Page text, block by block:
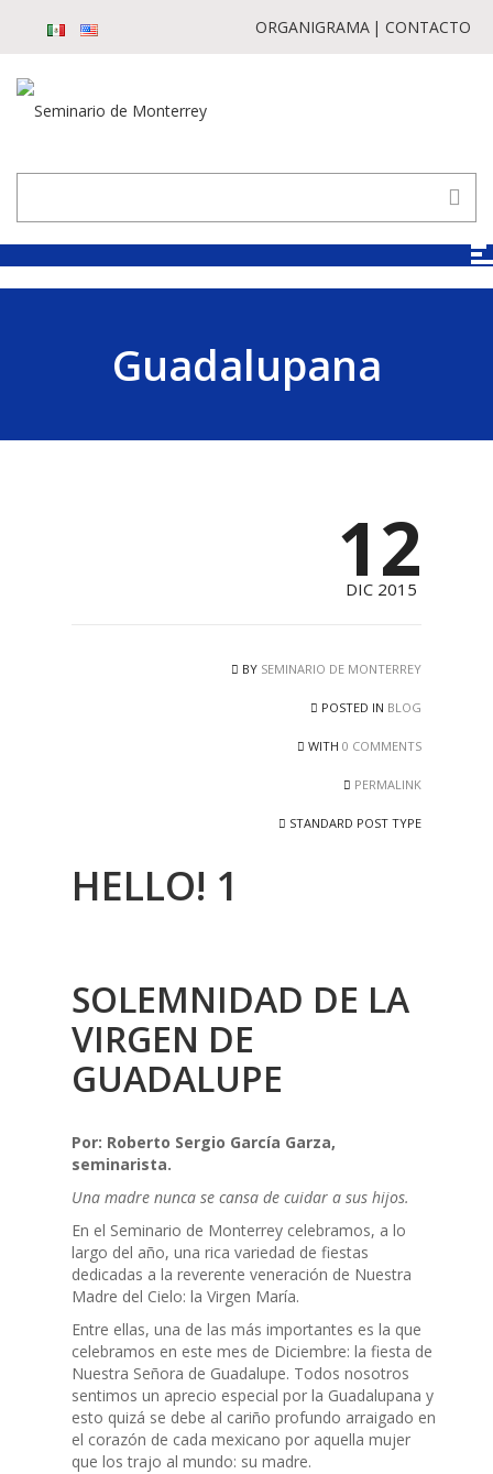
ORGANIGRAMA CONTACTO
Guadalupana
12
DIC 2015
BY SEMINARIO DE MONTERREY
POSTED IN BLOG
WITH 0 COMMENTS
PERMALINK
STANDARD POST TYPE
HELLO! 1
SOLEMNIDAD DE LA
VIRGEN DE
GUADALUPE
Por: Roberto Sergio García Garza,
seminarista.
Una madre nunca se cansa de cuidar a sus hijos.
En el Seminario de Monterrey celebramos, a lo
largo del año, una rica variedad de fiestas
dedicadas a la reverente veneración de Nuestra
Madre del Cielo: la Virgen María.
Entre ellas, una de las más importantes es la que
celebramos en este mes de Diciembre: la fiesta de
Nuestra Señora de Guadalupe. Todos nosotros
sentimos un aprecio especial por la Guadalupana y
esto quizá se debe al cariño profundo arraigado en
el corazón de cada mexicano por aquella mujer
que los trajo al mundo: su madre.